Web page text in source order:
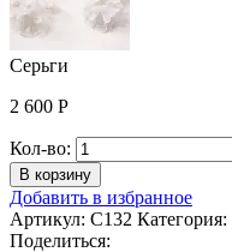
Серьги
2 600 Р
Кол-во: Количество
Серьги
В корзину
Добавить в избранное
Артикул: C132 Категория:
Поделиться: